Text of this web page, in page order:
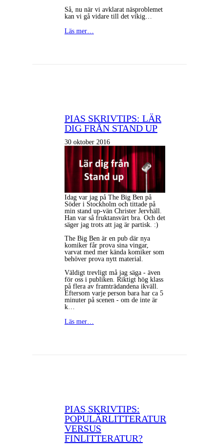
Så, nu när vi avklarat näsproblemet
kan vi gå vidare till det vikig…
Läs mer…
PIAS SKRIVTIPS: LÄR
DIG FRÅN STAND UP
30 oktober 2016
Idag var jag på The Big Ben på
Söder i Stockholm och tittade på
min stand up-vän Christer Jervhäll.
Han var så fruktansvärt bra. Och det
säger jag trots att jag är partisk. :)
The Big Ben är en pub där nya
komiker får prova sina vingar,
varvat med mer kända komiker som
behöver prova nytt material.
Väldigt trevligt må jag säga - även
för oss i publiken. Riktigt hög klass
på flera av framträdandena ikväll.
Eftersom varje person bara har ca 5
minuter på scenen - om de inte är
k…
Läs mer…
PIAS SKRIVTIPS:
POPULÄRLITTERATUR
VERSUS
FINLITTERATUR?